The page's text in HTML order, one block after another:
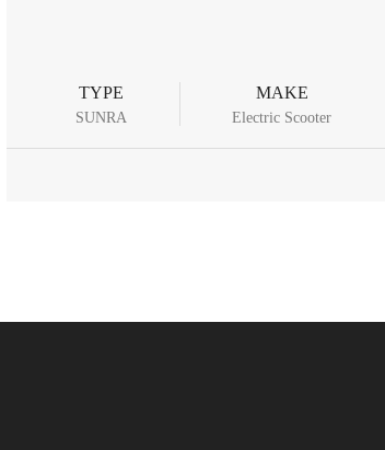
TYPE
SUNRA
MAKE
Electric Scooter